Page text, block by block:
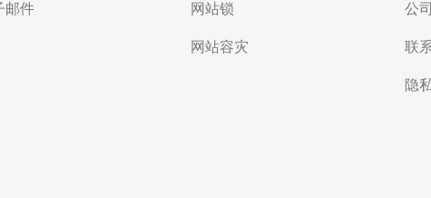
邮件 网站锁
网站容灾
公
联
隐